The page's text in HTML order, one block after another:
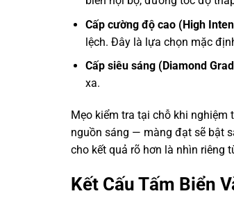
Cấp cường độ cao (High
lệch. Đây là lựa chọn mặc
Cấp siêu sáng (Diamond
xa.
Mẹo kiểm tra tại chỗ khi
nguồn sáng — màng đạt sẽ bật
cho kết quả rõ hơn là nhìn riêng
Kết Cấu Tấm Biển